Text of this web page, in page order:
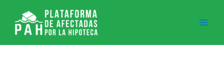
contenido